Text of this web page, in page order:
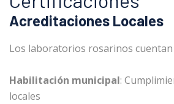
Acreditaciones Locales
Los laboratorios rosarinos cuentan
Habilitación municipal:
locales